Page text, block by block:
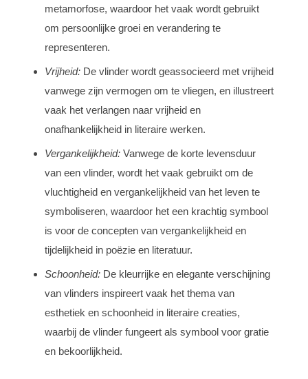
metamorfose, waardoor het vaak wordt gebruikt
om persoonlijke groei en verandering te
representeren.
Vrijheid: De vlinder wordt geassocieerd met vrijheid
vanwege zijn vermogen om te vliegen, en illustreert
vaak het verlangen naar vrijheid en
onafhankelijkheid in literaire werken.
Vergankelijkheid: Vanwege de korte levensduur
van een vlinder, wordt het vaak gebruikt om de
vluchtigheid en vergankelijkheid van het leven te
symboliseren, waardoor het een krachtig symbool
is voor de concepten van vergankelijkheid en
tijdelijkheid in poëzie en literatuur.
Schoonheid: De kleurrijke en elegante verschijning
van vlinders inspireert vaak het thema van
esthetiek en schoonheid in literaire creaties,
waarbij de vlinder fungeert als symbool voor gratie
en bekoorlijkheid.